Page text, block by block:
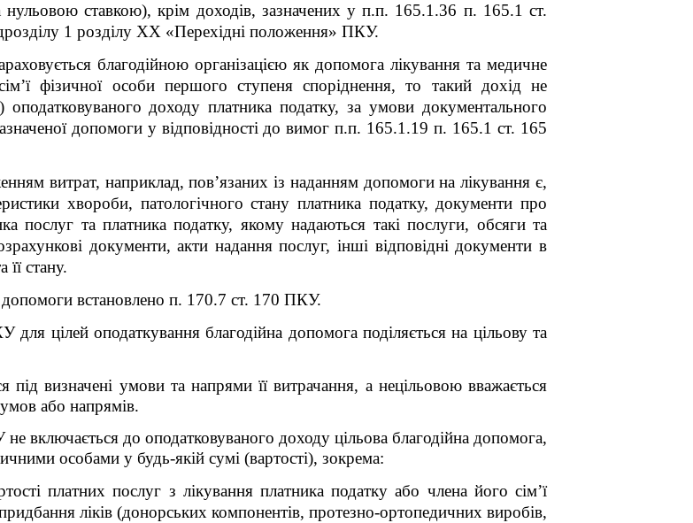
нульовою ставкою), крім доходів, зазначених у п.п. 165.1.36 п. 165.1 ст.
1 розділу XX «Перехідні положення» ПКУ.
благодійною організацією як допомога лікування та медичне
фізичної особи першого ступеня споріднення, то такий дохід не
оподатковуваного доходу платника податку, за умови документального
допомоги у відповідності до вимог п.п. 165.1.19 п. 165.1 ст. 165
витрат, наприклад, пов’язаних із наданням допомоги на лікування є,
хвороби, патологічного стану платника податку, документи про
послуг та платника податку, якому надаються такі послуги, обсяги та
документи, акти надання послуг, інші відповідні документи в
стану.
встановлено п. 170.7 ст. 170 ПКУ.
цілей оподаткування благодійна допомога поділяється на цільову та
визначені умови та напрями її витрачання, а нецільовою вважається
або напрямів.
включається до оподатковуваного доходу цільова благодійна допомога,
особами у будь-якій сумі (вартості), зокрема:
платних послуг з лікування платника податку або члена його сім’ї
ліків (донорських компонентів, протезно-ортопедичних виробів,